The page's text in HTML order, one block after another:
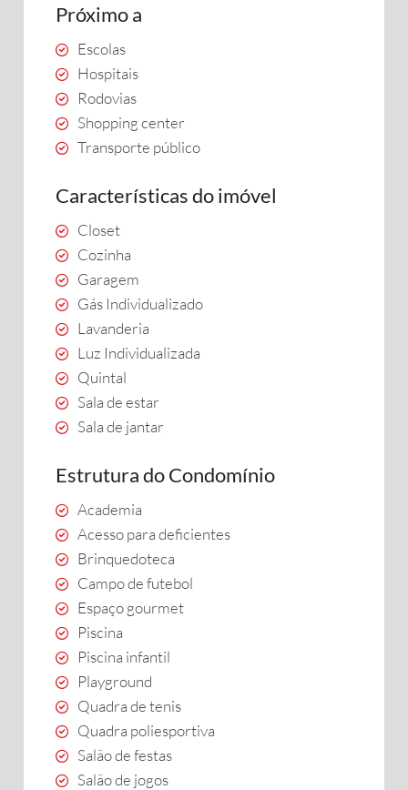
Próximo a
Escolas
Hospitais
Rodovias
Shopping center
Transporte público
Características do imóvel
Closet
Cozinha
Garagem
Gás Individualizado
Lavanderia
Luz Individualizada
Quintal
Sala de estar
Sala de jantar
Estrutura do Condomínio
Academia
Acesso para deficientes
Brinquedoteca
Campo de futebol
Espaço gourmet
Piscina
Piscina infantil
Playground
Quadra de tenis
Quadra poliesportiva
Salão de festas
Salão de jogos